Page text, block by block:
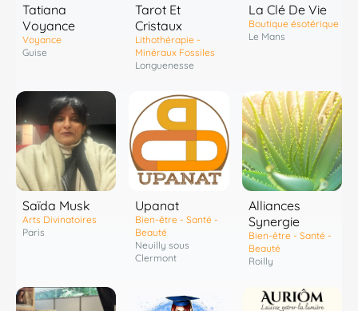
Tatiana
Voyance
Voyance
Guise
Tarot Et
Cristaux
Lithothérapie -
Minéraux Fossiles
Longuenesse
La Clé De Vie
Boutique ésotérique
Le Mans
Saïda Musk
Arts Divinatoires
Paris
Upanat
Bien-être - Santé -
Beauté
Neuilly sous
Clermont
Alliances
Synergie
Bien-être - Santé -
Beauté
Roilly